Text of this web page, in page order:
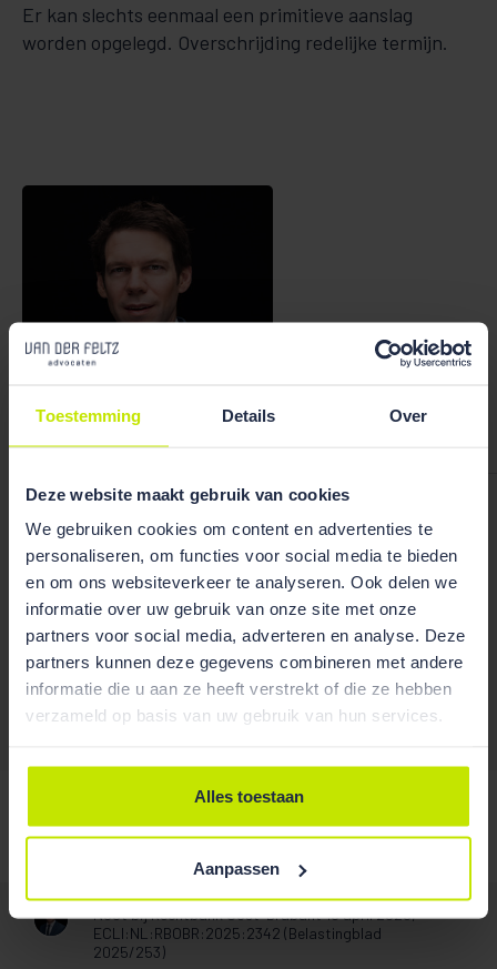
Toestemming Details Over
Deze website maakt gebruik van cookies
We gebruiken cookies om content en advertenties te
personaliseren, om functies voor social media te bieden
en om ons websiteverkeer te analyseren. Ook delen we
informatie over uw gebruik van onze site met onze
partners voor social media, adverteren en analyse. Deze
partners kunnen deze gegevens combineren met andere
informatie die u aan ze heeft verstrekt of die ze hebben
verzameld op basis van uw gebruik van hun services.
Alles toestaan
Aanpassen
Er kan slechts eenmaal een primitieve aanslag
worden opgelegd. Overschrijding redelijke termijn.
Ruben Wiegerink
Bekijk team
Publicaties
Noot bij rechtbank Noord-Holland 1 augustus 2022,
Noot bij Rechtbank Oost-Brabant 18 april 2025,
ECLI:NL:RBOBR:2025:2342 (Belastingblad
2025/253)